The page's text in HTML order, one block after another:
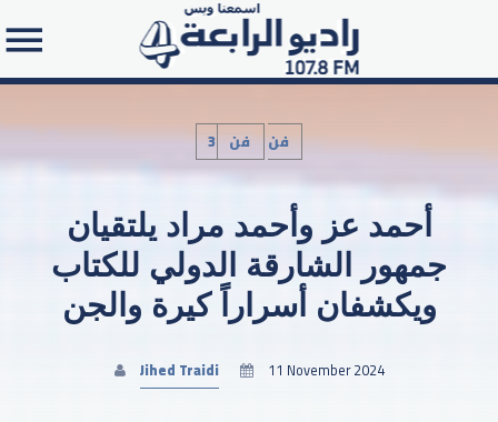
Search in the website:
3فن فن
أحمد عز وأحمد مراد يلتقيان
جمهور الشارقة الدولي للكتاب
ويكشفان أسراراً كيرة والجن
Jihed Traidi 11 November 2024